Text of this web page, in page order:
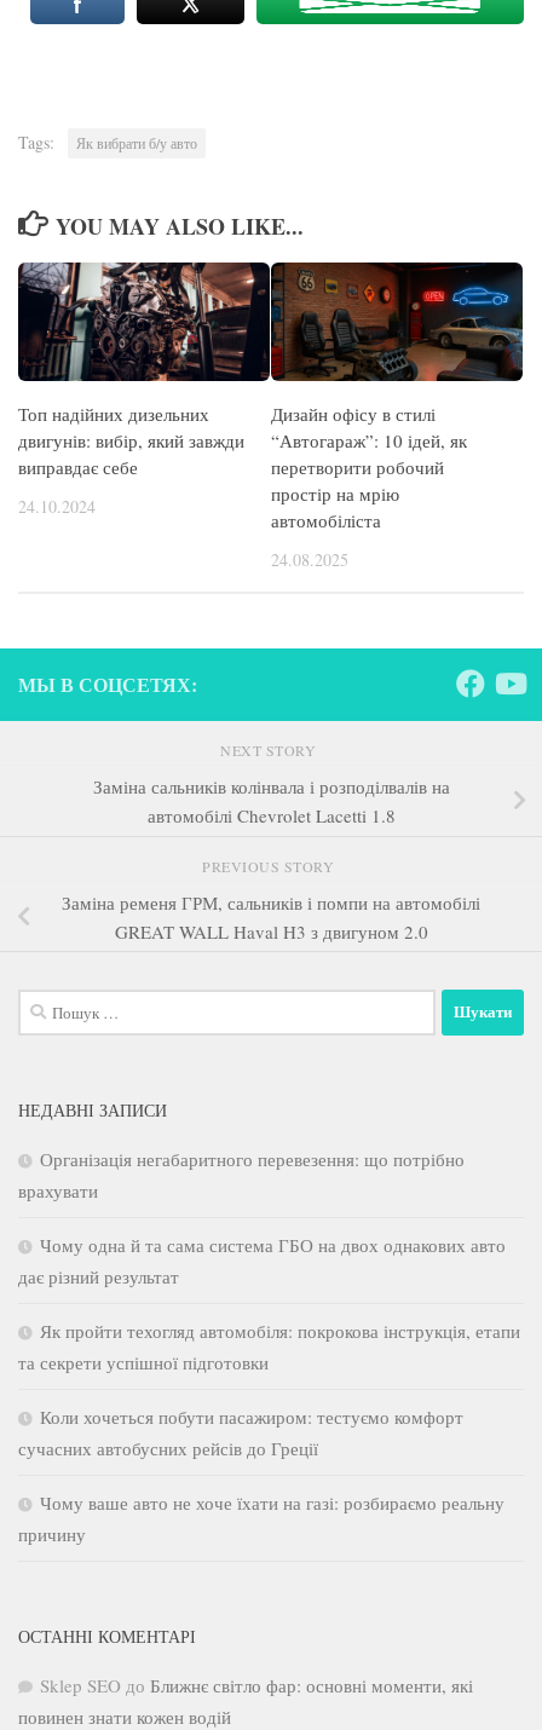
Tags: Як вибрати б/у авто
YOU MAY ALSO LIKE...
Топ надійних дизельних
двигунів: вибір, який завжди
виправдає себе
24.10.2024
Дизайн офісу в стилі
“Автогараж”: 10 ідей, як
перетворити робочий
простір на мрію
автомобіліста
24.08.2025
МЫ В СОЦСЕТЯХ:
NEXT STORY
Заміна сальників колінвала і розподілвалів на
автомобілі Chevrolet Lacetti 1.8
PREVIOUS STORY
Заміна ременя ГРМ, сальників і помпи на автомобілі
GREAT WALL Haval H3 з двигуном 2.0
Пошук:
НЕДАВНІ ЗАПИСИ
Організація негабаритного перевезення: що потрібно
врахувати
Чому одна й та сама система ГБО на двох однакових авто
дає різний результат
Як пройти техогляд автомобіля: покрокова інструкція, етапи
та секрети успішної підготовки
Коли хочеться побути пасажиром: тестуємо комфорт
сучасних автобусних рейсів до Греції
Чому ваше авто не хоче їхати на газі: розбираємо реальну
причину
ОСТАННІ КОМЕНТАРІ
Sklep SEO до Ближнє світло фар: основні моменти, які
повинен знати кожен водій